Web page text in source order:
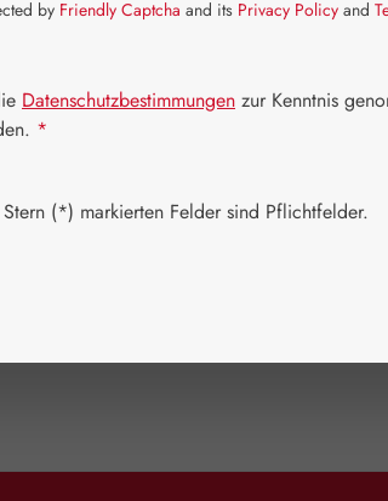
by Friendly Captcha and its Privacy Policy and
Datenschutzbestimmungen zur Kenntnis
*
(*) markierten Felder sind Pflichtfelder.